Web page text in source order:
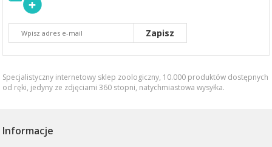
Zapisz
Specjalistyczny internetowy sklep zoologiczny, 10.000 produktów dostępnych
od ręki, jedyny ze zdjęciami 360 stopni, natychmiastowa wysyłka.
Informacje